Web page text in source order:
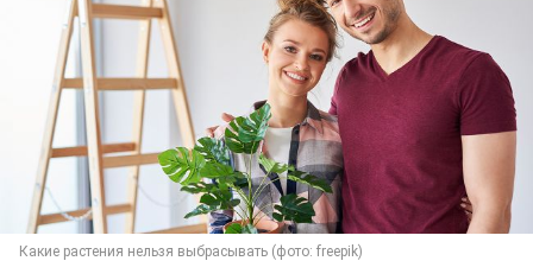
Какие растения нельзя выбрасывать (фото: freepik)